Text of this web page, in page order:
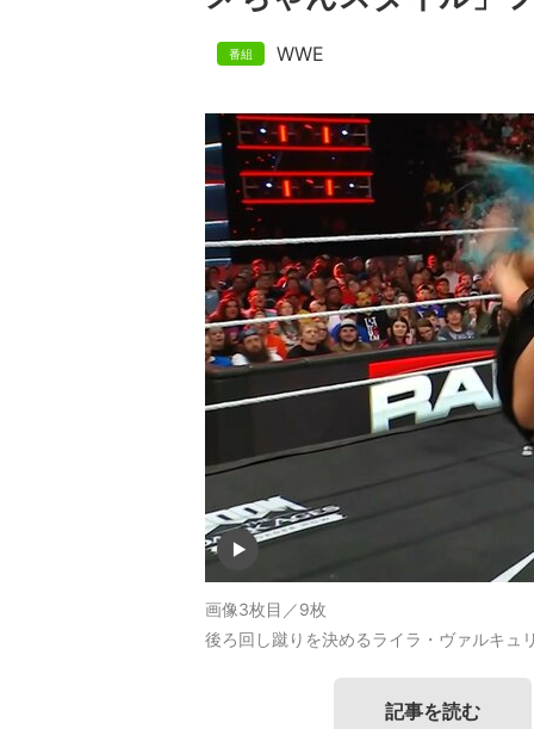
WWE
画像3枚目／9枚
後ろ回し蹴りを決めるライラ・ヴァルキュ
記事を読む